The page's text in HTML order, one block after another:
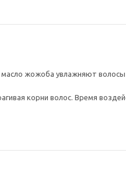
жожоба увлажняют волосы
корни волос. Время